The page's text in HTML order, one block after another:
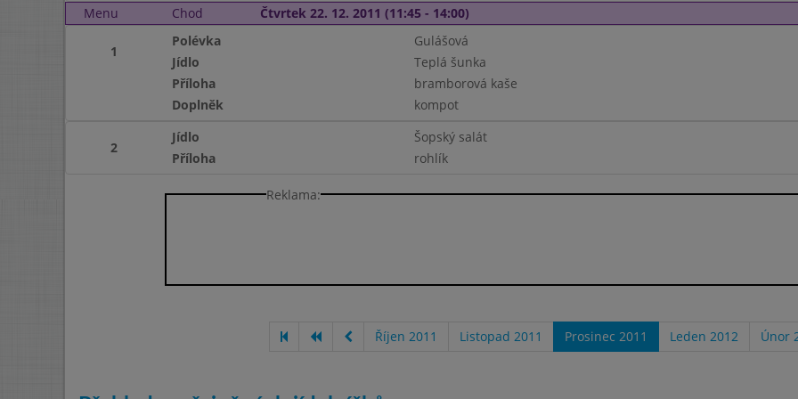
Menu Chod Čtvrtek 22. 12. 2011 (11:45 - 14:00)
1
Polévka
Gulášová
Jídlo
Teplá šunka
Příloha
bramborová kaše
Doplněk
kompot
2
Jídlo
Šopský salát
Příloha
rohlík
Reklama:
Říjen 2011 Listopad 2011 Prosinec 2011 Leden 2012 Únor